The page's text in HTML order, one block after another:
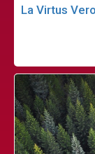
La Virtus